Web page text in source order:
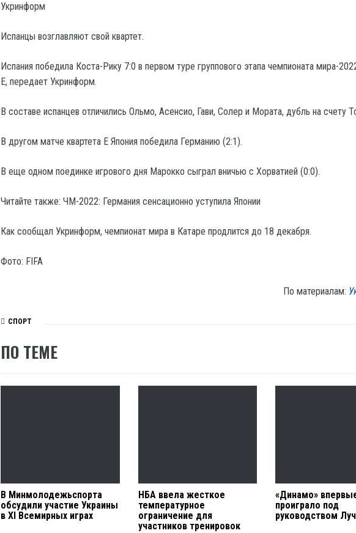
Укринформ
Испанцы возглавляют свой квартет.
Испания победила Коста-Рику 7:0 в первом туре группового этапа чемпионата мира-
Е, передает Укринформ.
В составе испанцев отличились Ольмо, Асенсио, Гави, Солер и Мората, дубль на счету
В другом матче квартета Е Япония победила Германию (2:1).
В еще одном поединке игрового дня Марокко сыграл вничью с Хорватией (0:0).
Читайте также: ЧМ-2022: Германия сенсационно уступила Японии
Как сообщал Укринформ, чемпионат мира в Катаре продлится до 18 декабря.
Фото: FIFA
По материалам:
СПОРТ
ПО ТЕМЕ
В Минмолодежьспорта
обсудили участие Украины
в XI Всемирных играх
НБА ввела жесткое
температурное
ограничение для
участников тренировок
«Динамо»
проиграло под
руководством